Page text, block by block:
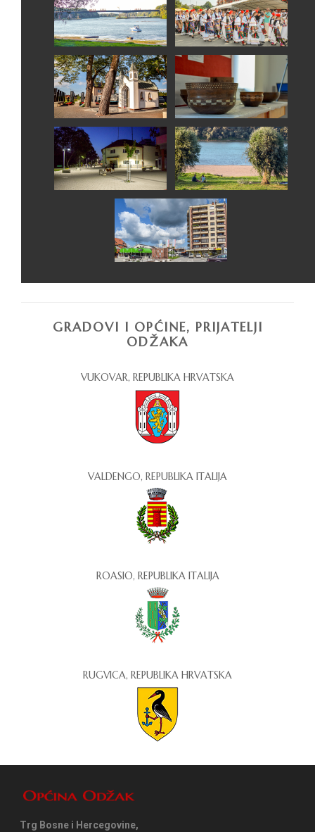
GRADOVI I OPĆINE, PRIJATELJI
ODŽAKA
VUKOVAR, REPUBLIKA HRVATSKA
VALDENGO, REPUBLIKA ITALIJA
ROASIO, REPUBLIKA ITALIJA
RUGVICA, REPUBLIKA HRVATSKA
Trg Bosne i Hercegovine,